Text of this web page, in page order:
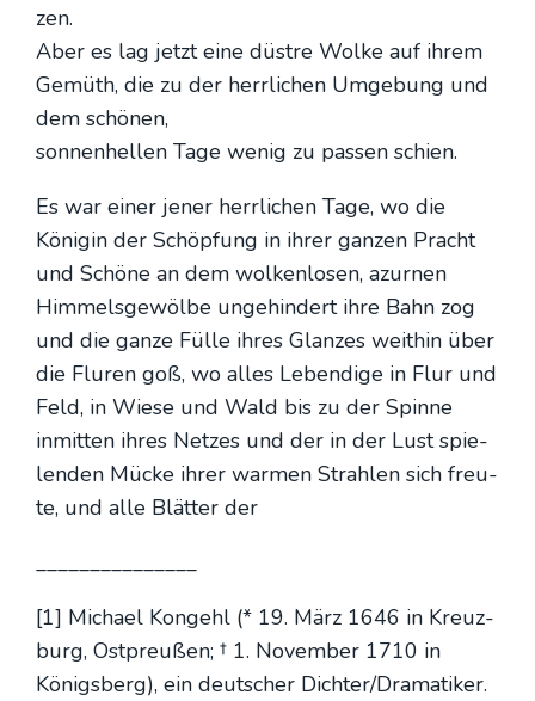
zen.
Aber es lag jetzt eine düst­re Wol­ke auf ihrem
Gemüth, die zu der herr­li­chen Umge­bung und
dem schö­nen,
son­nen­hel­len Tage wenig zu pas­sen schien.
Es war einer jener herr­li­chen Tage, wo die
Köni­gin der Schöp­fung in ihrer gan­zen Pracht
und Schö­ne an dem wol­ken­lo­sen, azur­nen
Him­mels­ge­wöl­be unge­hin­dert ihre Bahn zog
und die gan­ze Fül­le ihres Glan­zes weit­hin über
die Flu­ren goß, wo alles Leben­di­ge in Flur und
Feld, in Wie­se und Wald bis zu der Spin­ne
inmit­ten ihres Net­zes und der in der Lust spie­
len­den Mücke ihrer war­men Strah­len sich freu­
te, und alle Blät­ter der
_______________
[1] Micha­el Kon­gehl (* 19. März 1646 in Kreuz­
burg, Ost­preu­ßen; † 1. Novem­ber 1710 in
Königs­berg), ein deut­scher Dichter/Dramatiker.